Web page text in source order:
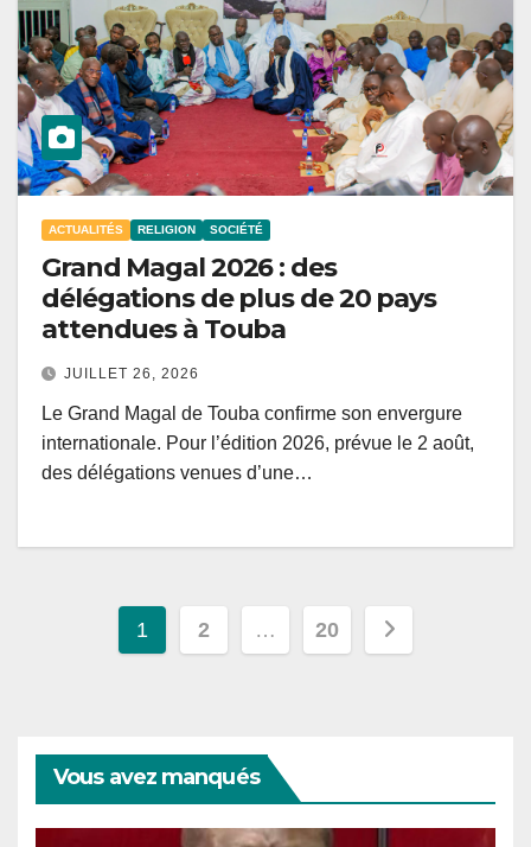
ACTUALITÉS RELIGION SOCIÉTÉ
Grand Magal 2026 : des
délégations de plus de 20 pays
attendues à Touba
JUILLET 26, 2026
Le Grand Magal de Touba confirme son envergure
internationale. Pour l’édition 2026, prévue le 2 août,
des délégations venues d’une…
Pagination
1 2 … 20
Vous avez manqués